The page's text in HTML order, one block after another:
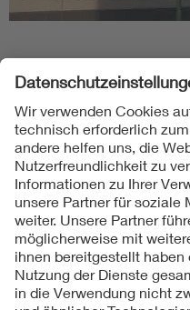
Folgen Sie uns
Kontakte